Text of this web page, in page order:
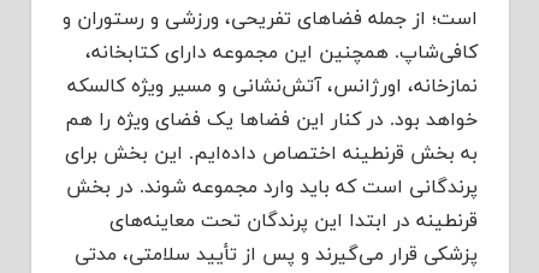
است؛ از جمله فضاهای تفریحی، ورزشی و رستوران و
کافی‌شاپ. همچنین این مجموعه دارای کتابخانه،
نمازخانه، اورژانس، آتش‌نشانی و مسیر ویژه کالسکه
خواهد بود. در کنار این فضاها یک فضای ویژه‌ را هم
به بخش قرنطینه اختصاص داده‌ایم. این بخش برای
پرندگانی است که باید وارد مجموعه شوند. در بخش
قرنطینه در ابتدا این پرندگان تحت معاینه‌های
پزشکی قرار می‌گیرند و پس از تأیید سلامتی، مدتی